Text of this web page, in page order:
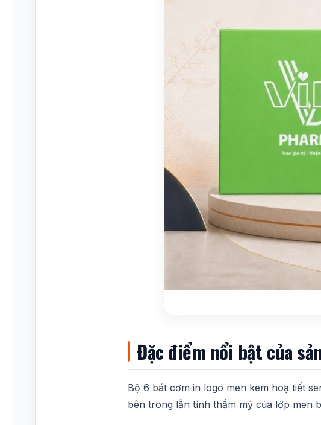
Đặc điểm nổi bật của
Bộ 6 bát cơm in logo men kem hoạ tiết
bên trong lẫn tính thẩm mỹ của lớp men